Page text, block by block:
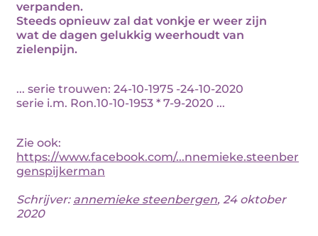
verpanden.
Steeds opnieuw zal dat vonkje er weer zijn
wat de dagen gelukkig weerhoudt van
zielenpijn.
... serie trouwen: 24-10-1975 -24-10-2020
serie i.m. Ron.10-10-1953 * 7-9-2020 ...
Zie ook:
https://www.facebook.com/...nnemieke.steenber
genspijkerman
Schrijver: annemieke steenbergen, 24 oktober
2020